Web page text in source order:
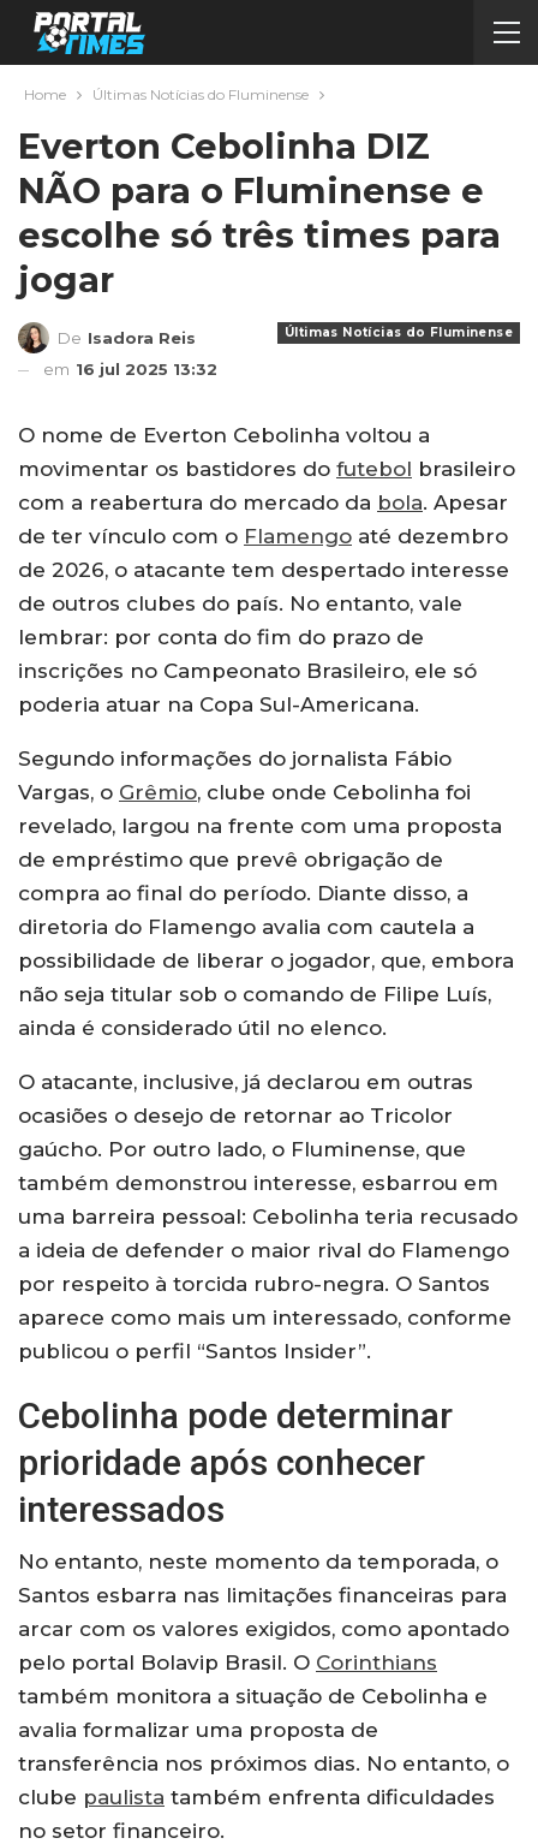
Home Últimas Notícias do Fluminense
Everton Cebolinha DIZ
NÃO para o Fluminense e
escolhe só três times para
jogar
Últimas Notícias do Fluminense
De Isadora Reis
em 16 jul 2025 13:32
O nome de Everton Cebolinha voltou a
movimentar os bastidores do futebol brasileiro
com a reabertura do mercado da bola. Apesar
de ter vínculo com o Flamengo até dezembro
de 2026, o atacante tem despertado interesse
de outros clubes do país. No entanto, vale
lembrar: por conta do fim do prazo de
inscrições no Campeonato Brasileiro, ele só
poderia atuar na Copa Sul-Americana.
Segundo informações do jornalista Fábio
Vargas, o Grêmio, clube onde Cebolinha foi
revelado, largou na frente com uma proposta
de empréstimo que prevê obrigação de
compra ao final do período. Diante disso, a
diretoria do Flamengo avalia com cautela a
possibilidade de liberar o jogador, que, embora
não seja titular sob o comando de Filipe Luís,
ainda é considerado útil no elenco.
O atacante, inclusive, já declarou em outras
ocasiões o desejo de retornar ao Tricolor
gaúcho. Por outro lado, o Fluminense, que
também demonstrou interesse, esbarrou em
uma barreira pessoal: Cebolinha teria recusado
a ideia de defender o maior rival do Flamengo
por respeito à torcida rubro-negra. O Santos
aparece como mais um interessado, conforme
publicou o perfil “Santos Insider”.
Cebolinha pode determinar
prioridade após conhecer
interessados
No entanto, neste momento da temporada, o
Santos esbarra nas limitações financeiras para
arcar com os valores exigidos, como apontado
pelo portal Bolavip Brasil. O Corinthians
também monitora a situação de Cebolinha e
avalia formalizar uma proposta de
transferência nos próximos dias. No entanto, o
clube paulista também enfrenta dificuldades
no setor financeiro.